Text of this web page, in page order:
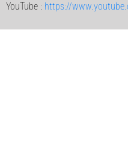
YouTube : https://